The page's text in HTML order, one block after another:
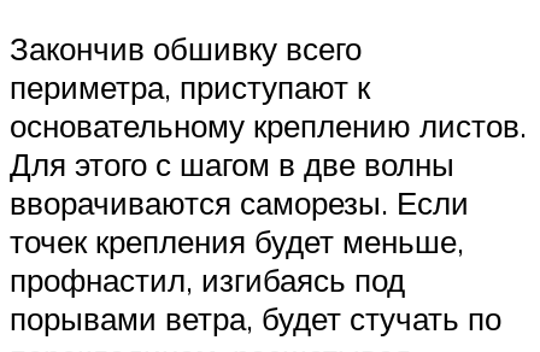
Закончив обшивку всего
периметра, приступают к
основательному креплению листов.
Для этого с шагом в две волны
вворачиваются саморезы. Если
точек крепления будет меньше,
профнастил, изгибаясь под
порывами ветра, будет стучать по